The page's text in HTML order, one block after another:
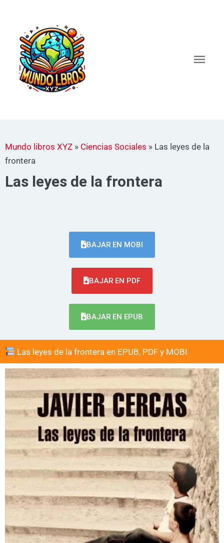
contenido
Mundo libros XYZ » Ciencias Sociales » Las leyes de la
frontera
Las leyes de la frontera
BAJAR EN MOBI
BAJAR EN PDF
BAJAR EN EPUB
Las leyes de la frontera en EPUB, PDF y MOBI